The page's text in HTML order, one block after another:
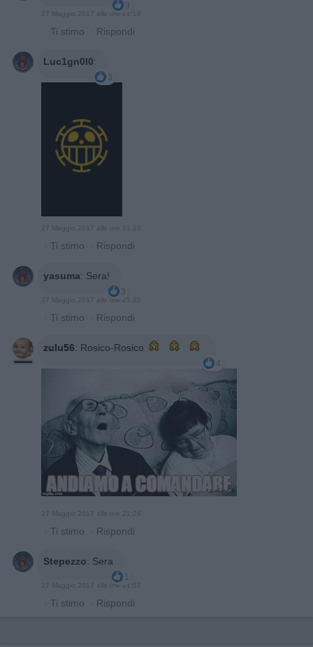
3
27 Maggio 2017 alle ore 21:19
· Ti stimo · Rispondi
Luc1gn0l0:
3
27 Maggio 2017 alle ore 21:20
· Ti stimo · Rispondi
yasuma: Sera!
3
27 Maggio 2017 alle ore 21:22
· Ti stimo · Rispondi
zulu56: Rosico-Rosico
4
27 Maggio 2017 alle ore 21:24
· Ti stimo · Rispondi
Stepezzo: Sera
1
27 Maggio 2017 alle ore 21:57
· Ti stimo · Rispondi